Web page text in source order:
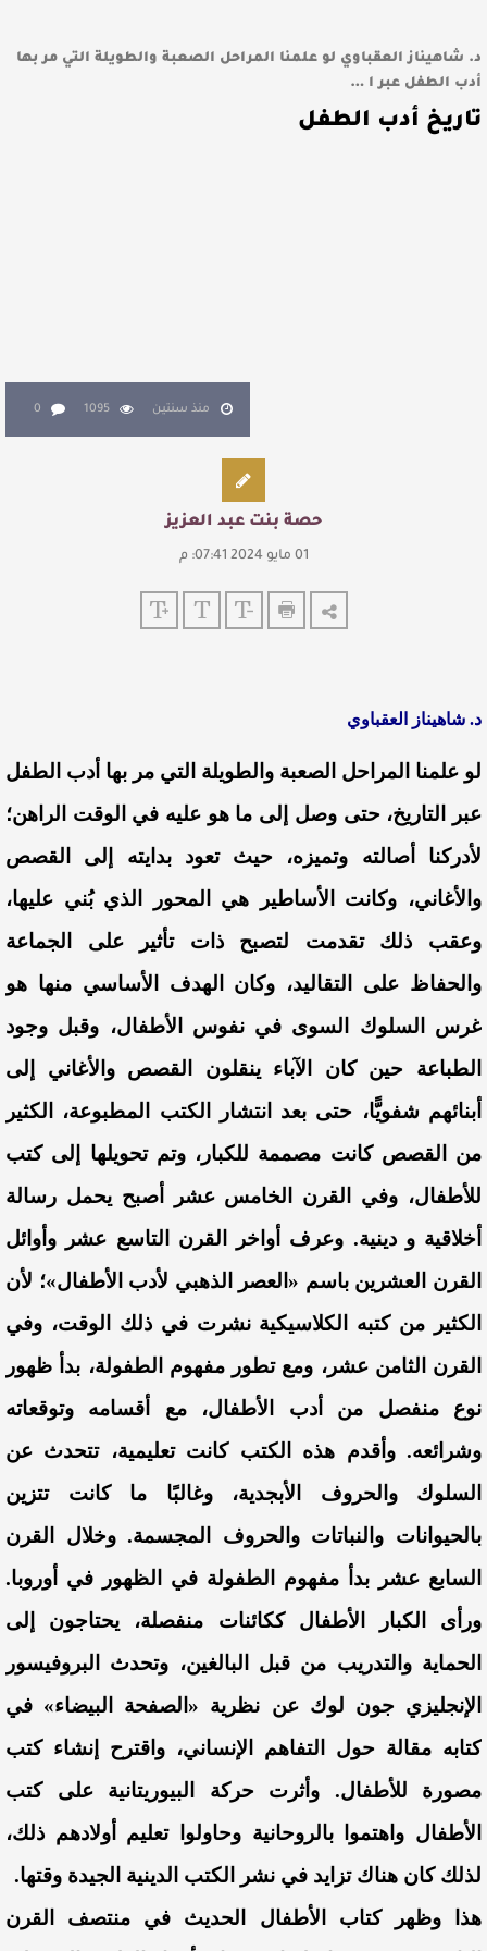
د. شاهيناز العقباوي لو علمنا المراحل الصعبة والطويلة التي مر بها
أدب الطفل عبر ا …
تاريخ أدب الطفل
منذ سنتين 1095
0
حصة بنت عبد العزيز
01 مايو 2024 07:41: م
د. شاهيناز العقباوي
لو علمنا المراحل الصعبة والطويلة التي مر بها أدب الطفل
عبر التاريخ، حتى وصل إلى ما هو عليه في الوقت الراهن؛
لأدركنا أصالته وتميزه، حيث تعود بدايته إلى القصص
والأغاني، وكانت الأساطير هي المحور الذي بُني عليها،
وعقب ذلك تقدمت لتصبح ذات تأثير على الجماعة
والحفاظ على التقاليد، وكان الهدف الأساسي منها هو
غرس السلوك السوى في نفوس الأطفال، وقبل وجود
الطباعة حين كان الآباء ينقلون القصص والأغاني إلى
أبنائهم شفويًّا، حتى بعد انتشار الكتب المطبوعة، الكثير
من القصص كانت مصممة للكبار، وتم تحويلها إلى كتب
للأطفال، وفي القرن الخامس عشر أصبح يحمل رسالة
أخلاقية و دينية. وعرف أواخر القرن التاسع عشر وأوائل
القرن العشرين باسم «العصر الذهبي لأدب الأطفال»؛ لأن
الكثير من كتبه الكلاسيكية نشرت في ذلك الوقت، وفي
القرن الثامن عشر، ومع تطور مفهوم الطفولة، بدأ ظهور
نوع منفصل من أدب الأطفال، مع أقسامه وتوقعاته
وشرائعه. وأقدم هذه الكتب كانت تعليمية، تتحدث عن
السلوك والحروف الأبجدية، وغالبًا ما كانت تتزين
بالحيوانات والنباتات والحروف المجسمة. وخلال القرن
السابع عشر بدأ مفهوم الطفولة في الظهور في أوروبا.
ورأى الكبار الأطفال ككائنات منفصلة، يحتاجون إلى
الحماية والتدريب من قبل البالغين، وتحدث البروفيسور
الإنجليزي جون لوك عن نظرية «الصفحة البيضاء» في
كتابه مقالة حول التفاهم الإنساني، واقترح إنشاء كتب
مصورة للأطفال. وأثرت حركة البيوريتانية على كتب
الأطفال واهتموا بالروحانية وحاولوا تعليم أولادهم ذلك،
لذلك كان هناك تزايد في نشر الكتب الدينية الجيدة وقتها.
هذا وظهر كتاب الأطفال الحديث في منتصف القرن